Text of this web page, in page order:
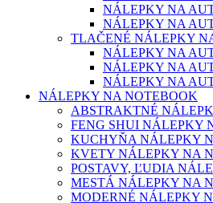
NÁLEPKY NA
NÁLEPKY NA
TLAČENÉ NÁLEPKY
NÁLEPKY NA
NÁLEPKY NA
NÁLEPKY NA
NÁLEPKY NA NOTEBOOK
ABSTRAKTNÉ
FENG SHUI NÁLEPKY
KUCHYŇA NÁLEPKY
KVETY NÁLEPKY NA
POSTAVY, ĽUDIA
MESTÁ NÁLEPKY NA
MODERNÉ NÁLEPKY